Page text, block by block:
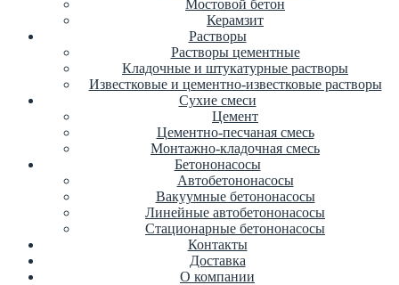
Мостовой бетон
Керамзит
Растворы
Растворы цементные
Кладочные и штукатурные растворы
Известковые и цементно-известковые растворы
Сухие смеси
Цемент
Цементно-песчаная смесь
Монтажно-кладочная смесь
Бетононасосы
Автобетононасосы
Вакуумные бетононасосы
Линейные автобетононасосы
Стационарные бетононасосы
Контакты
Доставка
О компании